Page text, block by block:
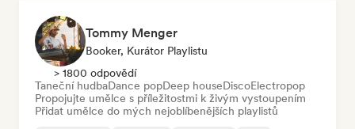
Tommy Menger
Booker, Kurátor Playlistu
> 1800 odpovědí
Taneční hudbaDance popDeep houseDiscoElectropop
Propojujte umělce s příležitostmi k živým vystoupením
Přidat umělce do mých nejoblíbenějších playlistů